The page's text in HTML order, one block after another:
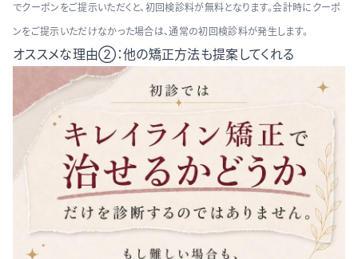
でクーポンをご提示いただくと、初回検診料が無料となります。会計時にクーポ
ンをご提示いただけなかった場合は、通常の初回検診料が発生します。
オススメな理由②：他の矯正方法も提案してくれる